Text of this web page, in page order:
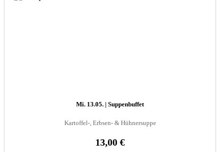
Mi. 13.05. | Suppenbuffet
Kartoffel-, Erbsen- & Hühnersuppe
13,00 €